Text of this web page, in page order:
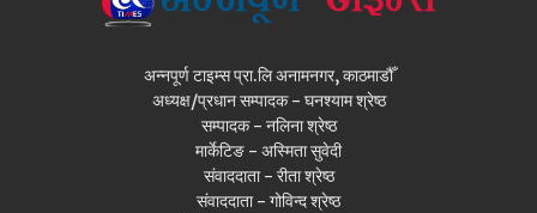
अन्नपूर्ण टाइम्स प्रा.लि अनामनगर, काठमाडौँ
अध्यक्ष/प्रधान सम्पादक - घनश्याम श्रेष्ठ
सम्पादक - नलिना श्रेष्ठ
मार्केटिङ - अस्मिता सुवेदी
संवाददाता - रीता श्रेष्ठ
संवाददाता - गोविन्द श्रेष्ठ